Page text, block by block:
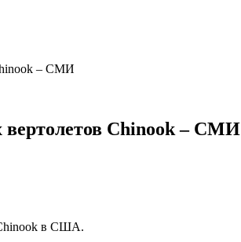
– СМИ
вертолетов Chinook – СМИ
Chinook в США.